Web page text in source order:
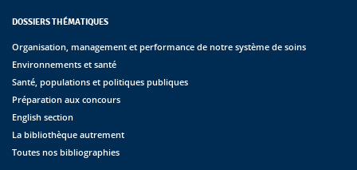
DOSSIERS THÉMATIQUES
Organisation, management et performance de notre système de soins
Environnements et santé
Santé, populations et politiques publiques
Préparation aux concours
English section
La bibliothèque autrement
Toutes nos bibliographies